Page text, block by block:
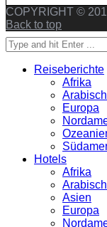
COPYRIGHT ©
Back to top
Search
for:
Reiseberichte
Afrika
Europa
Hotels
Afrika
Asien
Europa